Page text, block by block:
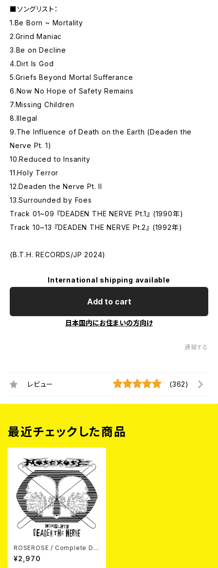
■ソングリスト：
1.Be Born ~ Mortality
2.Grind Maniac
3.Be on Decline
4.Dirt Is God
5.Griefs Beyond Mortal Sufferance
6.Now No Hope of Safety Remains
7.Missing Children
8.Illegal
9.The Influence of Death on the Earth (Deaden the
Nerve Pt. 1)
10.Reduced to Insanity
11.Holy Terror
12.Deaden the Nerve Pt. II
13.Surrounded by Foes
Track 01~09 『DEADEN THE NERVE Pt.1』 (1990年)
Track 10~13 『DEADEN THE NERVE Pt.2』 (1992年)
(B.T.H. RECORDS/JP 2024)
International shipping available
Add to cart
日本国内にお住まいの方向け
通報する
レビュー (362)
最近チェックした商品
ROSEROSE / Complete De
aden The Nerve CD
¥2,970